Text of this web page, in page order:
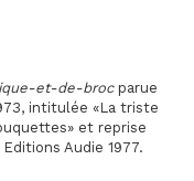
et-de-brocparue
intitulée «La triste
et reprise
Audie 1977.